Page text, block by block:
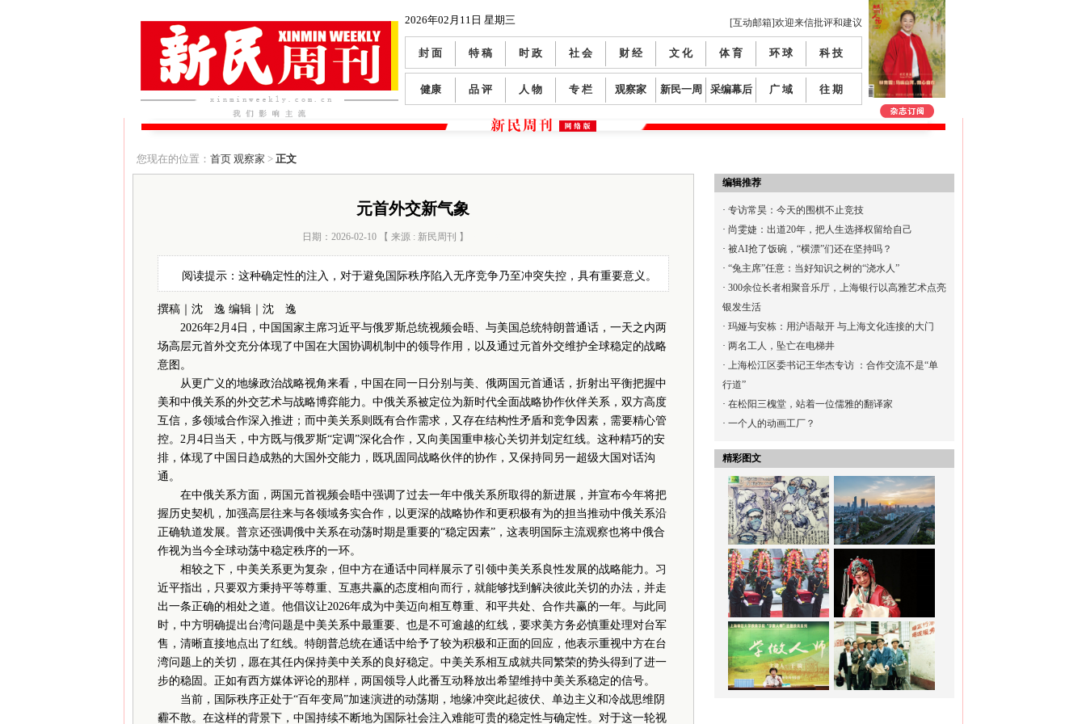
2026年02月11日 星期三 [互动邮箱]欢迎来信批评和建议
封 面 特 稿 时 政 社 会 财 经 文 化 体 育 环 球 科 技
健康 品 评 人 物 专 栏 观察家 新民一周 采编幕后 广 域 往 期
您现在的位置： 首页 观察家 > 正文
元首外交新气象
日期：2026-02-10 【 来源 : 新民周刊 】
阅读提示：这种确定性的注入，对于避免国际秩序陷入无序竞争乃至冲突失控，具有重要意义。
撰稿｜沈 逸 编辑｜沈 逸
2026年2月4日，中国国家主席习近平与俄罗斯总统视频会晤、与美国总统特朗普通话，一天之内两
场高层元首外交充分体现了中国在大国协调机制中的领导作用，以及通过元首外交维护全球稳定的战略
意图。
从更广义的地缘政治战略视角来看，中国在同一日分别与美、俄两国元首通话，折射出平衡把握中
美和中俄关系的外交艺术与战略博弈能力。中俄关系被定位为新时代全面战略协作伙伴关系，双方高度
互信，多领域合作深入推进；而中美关系则既有合作需求，又存在结构性矛盾和竞争因素，需要精心管
控。2月4日当天，中方既与俄罗斯“定调”深化合作，又向美国重申核心关切并划定红线。这种精巧的安
排，体现了中国日趋成熟的大国外交能力，既巩固同战略伙伴的协作，又保持同另一超级大国对话沟
通。
在中俄关系方面，两国元首视频会晤中强调了过去一年中俄关系所取得的新进展，并宣布今年将把
握历史契机，加强高层往来与各领域务实合作，以更深的战略协作和更积极有为的担当推动中俄关系沿
正确轨道发展。普京还强调俄中关系在动荡时期是重要的“稳定因素”，这表明国际主流观察也将中俄合
作视为当今全球动荡中稳定秩序的一环。
相较之下，中美关系更为复杂，但中方在通话中同样展示了引领中美关系良性发展的战略能力。习
近平指出，只要双方秉持平等尊重、互惠共赢的态度相向而行，就能够找到解决彼此关切的办法，并走
出一条正确的相处之道。他倡议让2026年成为中美迈向相互尊重、和平共处、合作共赢的一年。与此同
时，中方明确提出台湾问题是中美关系中最重要、也是不可逾越的红线，要求美方务必慎重处理对台军
售，清晰直接地点出了红线。特朗普总统在通话中给予了较为积极和正面的回应，他表示重视中方在台
湾问题上的关切，愿在其任内保持美中关系的良好稳定。中美关系相互成就共同繁荣的势头得到了进一
步的稳固。正如有西方媒体评论的那样，两国领导人此番互动释放出希望维持中美关系稳定的信号。
当前，国际秩序正处于“百年变局”加速演进的动荡期，地缘冲突此起彼伏、单边主义和冷战思维阴
霾不散。在这样的背景下，中国持续不断地为国际社会注入难能可贵的稳定性与确定性。对于这一轮视
编辑推荐
· 专访常昊：今天的围棋不止竞技
· 尚雯婕：出道20年，把人生选择权留给自己
· 被AI抢了饭碗，“横漂”们还在坚持吗？
· “兔主席”任意：当好知识之树的“浇水人”
· 300余位长者相聚音乐厅，上海银行以高雅艺术点亮
银发生活
· 玛娅与安栋：用沪语敲开 与上海文化连接的大门
· 两名工人，坠亡在电梯井
· 上海松江区委书记王华杰专访 ：合作交流不是“单
行道”
· 在松阳三槐堂，站着一位儒雅的翻译家
· 一个人的动画工厂？
精彩图文